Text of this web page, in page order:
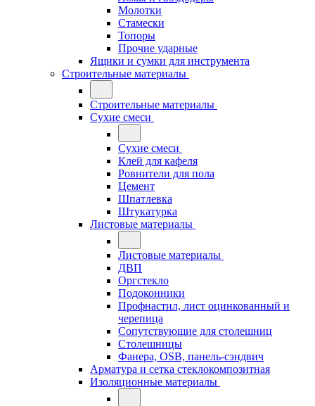
Молотки
Стамески
Топоры
Прочие ударные
Ящики и сумки для инструмента
Строительные материалы
Строительные материалы
Сухие смеси
Сухие смеси
Клей для кафеля
Ровнители для пола
Цемент
Шпатлевка
Штукатурка
Листовые материалы
Листовые материалы
ДВП
Оргстекло
Подоконники
Профнастил, лист оцинкованный и
черепица
Сопутствующие для столешниц
Столешницы
Фанера, OSB, панель-сэндвич
Арматура и сетка стеклокомпозитная
Изоляционные материалы